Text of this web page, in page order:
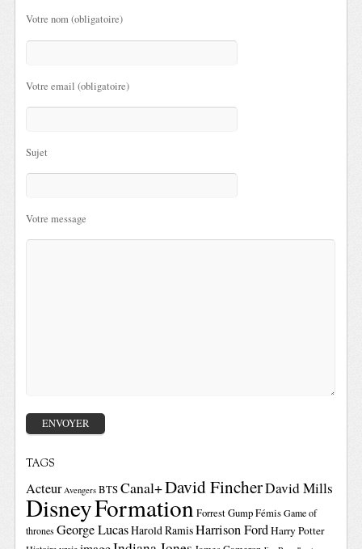
Votre nom (obligatoire)
Votre email (obligatoire)
Sujet
Votre message
TAGS
Acteur Avengers BTSCanal+David FincherDavid Mills
DisneyFormationForrest GumpFémis Game of
thrones George LucasHarold RamisHarrison FordHarry Potter